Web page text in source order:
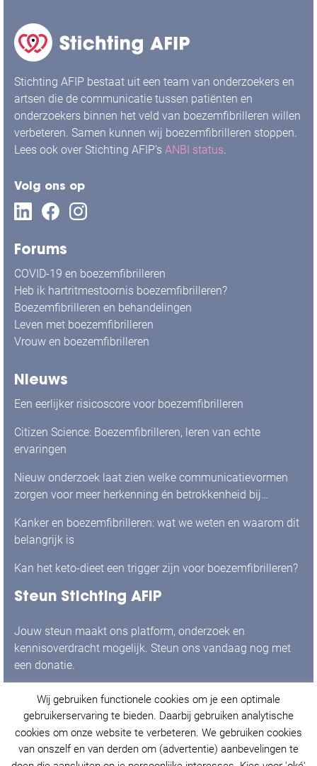
Stichting AFIP bestaat uit een team van onderzoekers en
artsen die de communicatie tussen patiënten en
onderzoekers binnen het veld van boezemfibrilleren willen
verbeteren. Samen kunnen wij boezemfibrilleren stoppen.
Lees ook over Stichting AFIP's ANBI status.
Volg ons op
Forums
COVID-19 en boezemfibrilleren
Heb ik hartritmestoornis boezemfibrilleren?
Boezemfibrilleren en behandelingen
Leven met boezemfibrilleren
Vrouw en boezemfibrilleren
Nieuws
Een eerlijker risicoscore voor boezemfibrilleren
Citizen Science: Boezemfibrilleren, leren van echte
ervaringen
Nieuw onderzoek laat zien welke communicatievormen
zorgen voor meer herkenning én betrokkenheid bij
Kanker en boezemfibrilleren: wat we weten en waarom dit
belangrijk is
Kan het keto-dieet een trigger zijn voor boezemfibrilleren?
Steun Stichting AFIP
Jouw steun maakt ons platform, onderzoek en
kennisoverdracht mogelijk. Steun ons vandaag nog met
een donatie.
Ja, ik doneer graag!
Wij gebruiken functionele cookies om je een optimale
gebruikerservaring te bieden. Daarbij gebruiken analytische
cookies om onze website te verbeteren. We gebruiken cookies
van onszelf en van derden om (advertentie) aanbevelingen te